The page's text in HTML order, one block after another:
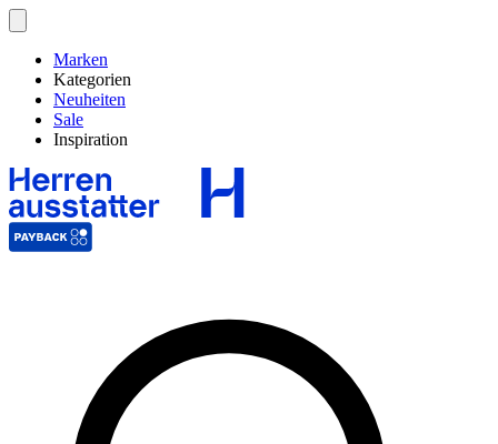
Marken
Kategorien
Neuheiten
Sale
Inspiration